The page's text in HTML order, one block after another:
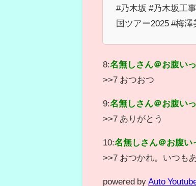
#乃木坂 #乃木坂工
国ツアー2025 #梅澤
8:名無しさん＠お腹い
>>7 おつおつ
9:名無しさん＠お腹い
>>7 ありがとう
10:名無しさん＠お腹い
>>7 おつかれ。いつも
powered by Auto